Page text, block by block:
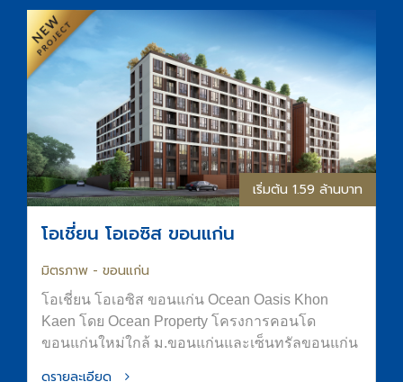
เริ่มต้น 1.59 ล้านบาท
โอเชี่ยน โอเอซิส ขอนแก่น
มิตรภาพ - ขอนแก่น
โอเชี่ยน โอเอซิส ขอนแก่น Ocean Oasis Khon
Kaen โดย Ocean Property โครงการคอนโด
ขอนแก่นใหม่ใกล้ ม.ขอนแก่นและเซ็นทรัลขอนแก่น
ดูรายละเอียด